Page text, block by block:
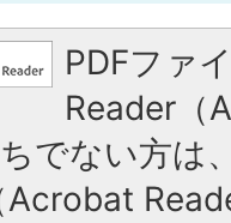
PDFファ
Reader（
でない方は
Acrobat